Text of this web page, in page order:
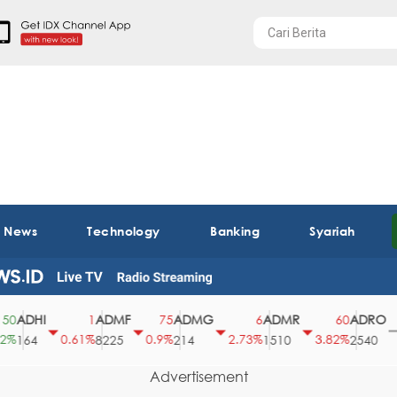
Technology Banking Syariah
0.61%
ADMF
8225
0.9%
ADMG
214
2.73%
ADMR
1510
3.82%
ADRO
2540
Advertisement